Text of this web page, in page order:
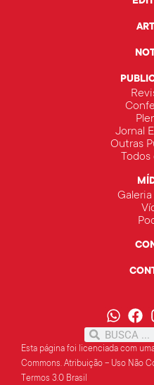
Jornal
Outras
Todos
Esta página foi licenciada com
Commons. Atribuição – Uso Não
Termos 3.0 Brasil